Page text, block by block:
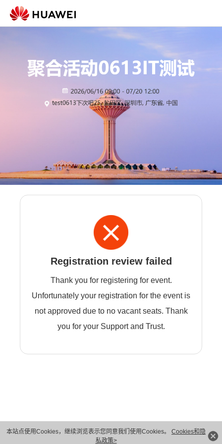
本站点使用Cookies，继续浏览表示您同意我们使用Cookies。 Cookies和隐
私政策>
Registration review failed
Thank you for registering for event.
Unfortunately your registration for the event is
not approved due to no vacant seats. Thank
you for your Support and Trust.
版权所有 © 华为技术有限公司 1998-2026。 保留一切权利。粤A2-20044005号
隐私保护
法律声明